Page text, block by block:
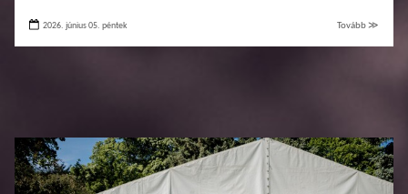
2026. június 05. péntek Tovább ≫